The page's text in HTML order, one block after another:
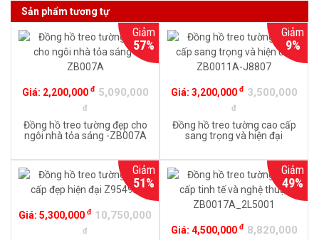
Sản phẩm tương tự
Giảm
57%
Giá: 2,200,000 đ 5,090,000
đ
Đồng hồ treo tường đẹp cho
ngôi nhà tỏa sáng -ZB007A
Giảm
9%
Giá: 3,200,000 đ 3,500,000
đ
Đồng hồ treo tường cao cấp
sang trọng và hiện đại
Giảm
51%
Giá: 5,300,000 đ 10,750,000
đ
Giảm
49%
Giá: 4,500,000 đ 8,820,000